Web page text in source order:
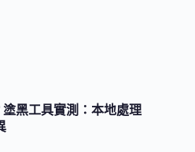
塗黑工具實測：本地處理